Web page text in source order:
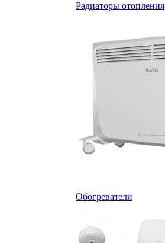
Радиаторы отопления
Обогреватели